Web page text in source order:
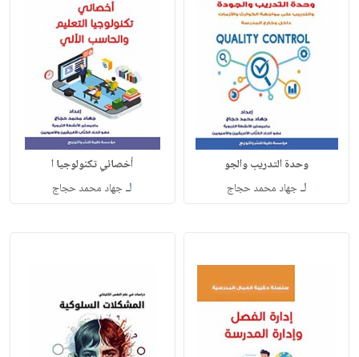
وحدة التدريب والجو
لـجهاد محمد حجاج
أخصائي تكنولوجيا ا
لـجهاد محمد حجاج